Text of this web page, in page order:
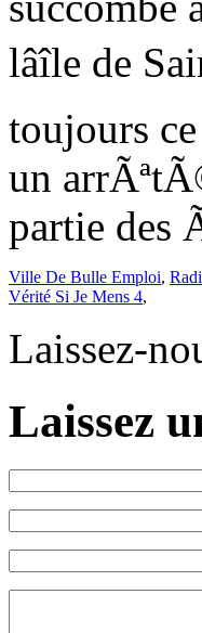
Ville De Bulle Emploi,
Vérité Si Je Mens 4,
Laissez-
Laissez